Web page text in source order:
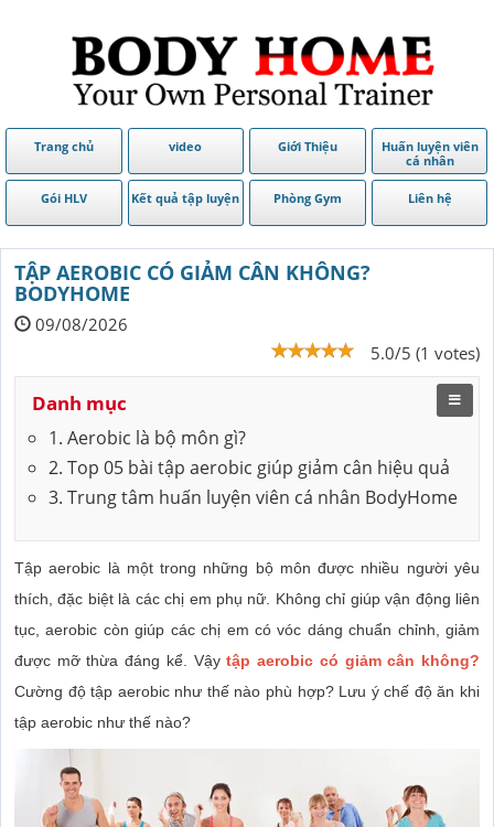
Trang chủ video Giới Thiệu
Huấn luyện viên
cá nhân
Gói HLV Kết quả tập luyện Phòng Gym Liên hệ
TẬP AEROBIC CÓ GIẢM CÂN KHÔNG?
BODYHOME
09/08/2026
5.0/5 (1 votes)
Danh mục
1. Aerobic là bộ môn gì?
2. Top 05 bài tập aerobic giúp giảm cân hiệu quả
3. Trung tâm huấn luyện viên cá nhân BodyHome
Tập aerobic là một trong những bộ môn được nhiều người yêu
thích, đặc biệt là các chị em phụ nữ. Không chỉ giúp vận động liên
tục, aerobic còn giúp các chị em có vóc dáng chuẩn chỉnh, giảm
được mỡ thừa đáng kể. Vậy tập aerobic có giảm cân không?
Cường độ tập aerobic như thế nào phù hợp? Lưu ý chế độ ăn khi
tập aerobic như thế nào?